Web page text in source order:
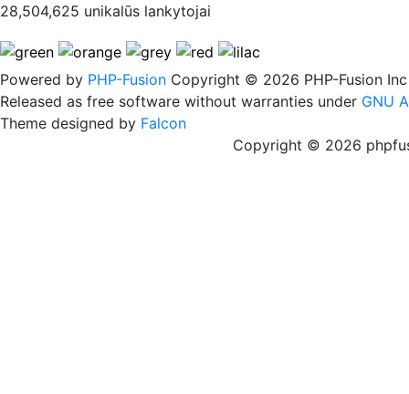
28,504,625 unikalūs lankytojai
Powered by PHP-Fusion Copyright © 2026 PHP-Fusion Inc
Released as free software without warranties under GNU
Theme designed by Falcon
Copyright © 2026